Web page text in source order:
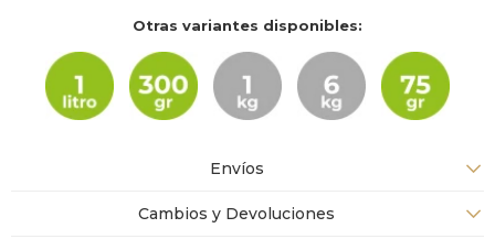
Otras variantes disponibles:
Envíos
Cambios y Devoluciones